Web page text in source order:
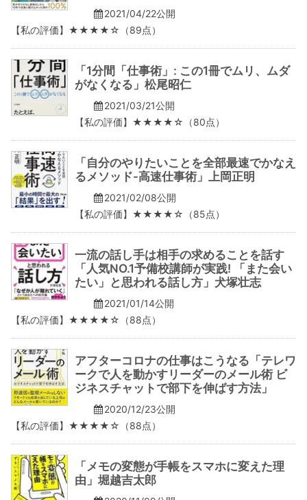
2021/04/22公開
【私の評価】★★★★☆（89点）
「1分間「仕事術」: この1冊でムリ、ムダ
がなくなる」松尾昭仁
2021/03/21公開
【私の評価】★★★★☆（80点）
「自分のやりたいことを全部最速でかなえ
るメソッド-高速仕事術」上岡正明
2021/02/08公開
【私の評価】★★★★☆（85点）
一流の話し手は相手の求めることを話す
「人気NO.1予備校講師が実践! 「また会い
たい」と思われる話し方」犬塚壮志
2021/01/14公開
【私の評価】★★★★☆（88点）
アフターコロナの仕事はこうなる「テレワ
ークで人を動かすリーダーのメール術 ビ
ジネスチャットで部下を伸ばす方法」
2020/12/23公開
【私の評価】★★★★☆（88点）
「メモの変態が手帳をスマホに変えた理
由」堀越吉太郎